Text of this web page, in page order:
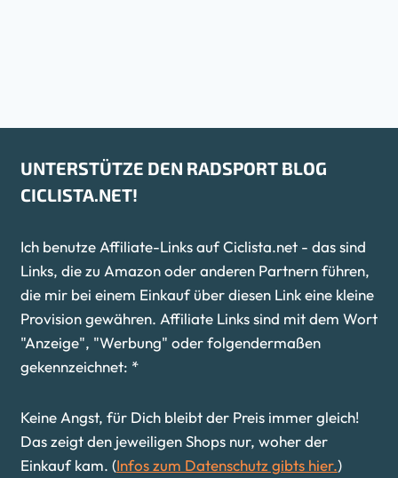
UNTERSTÜTZE DEN RADSPORT BLOG
CICLISTA.NET!
Ich benutze Affiliate-Links auf Ciclista.net - das sind
Links, die zu Amazon oder anderen Partnern führen,
die mir bei einem Einkauf über diesen Link eine kleine
Provision gewähren. Affiliate Links sind mit dem Wort
"Anzeige", "Werbung" oder folgendermaßen
gekennzeichnet: *
Keine Angst, für Dich bleibt der Preis immer gleich!
Das zeigt den jeweiligen Shops nur, woher der
Einkauf kam. (Infos zum Datenschutz gibts hier.)